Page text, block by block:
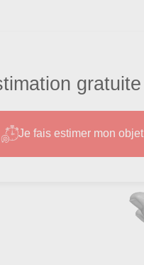
gratuite
Je fais estimer mon objet